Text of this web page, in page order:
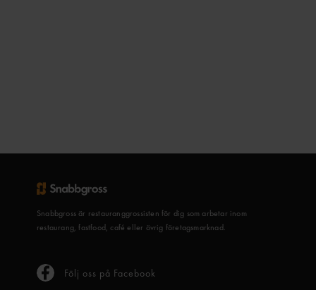
Snabbgross är restauranggrossisten för dig som arbetar inom
restaurang, fastfood, café eller övrig företagsmarknad.
Följ oss på Facebook